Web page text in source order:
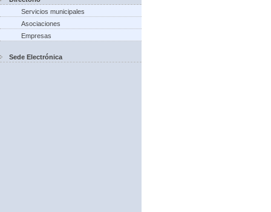
Servicios municipales
Asociaciones
Empresas
Sede Electrónica